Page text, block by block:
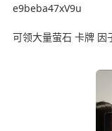
e9beba47xV9u
可领大量萤石 卡牌 因